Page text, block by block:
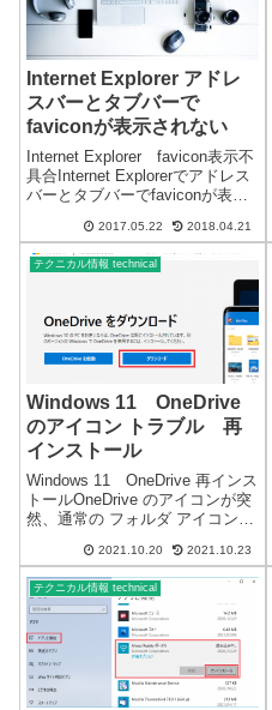
Internet Explorer アドレ
スバーとタブバーで
faviconが表示されない
Internet Explorer favicon表示不
具合Internet Explorerでアドレス
バーとタブバーでfaviconが表示
はfaviconが表示されます。PCの
負荷を少なくするために「フィ
ード...
2017.05.22 2018.04.21
テクニカル情報 technical
Windows 11 OneDrive
のアイコン トラブル 再
インストール
Windows 11 OneDrive 再インス
トールOneDrive のアイコンが突
然、通常の フォルダ アイコン
数のパソコンで確認Windows 11
インストール時には、正常なア
イコンでした。...
2021.10.20 2021.10.23
テクニカル情報 technical